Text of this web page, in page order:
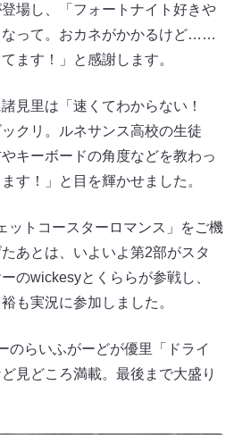
場し、「フォートナイト好きや
なって。おカネがかかるけど……
ます！」と感謝します。
見里は「速くてわからない！
クリ。ルネサンス高校の生徒
キーボードの角度などを教わっ
す！」と目を輝かせました。
ットコースターロマンス」をご機
あとは、いよいよ第2部がスタ
のwickesyとくららが参戦し、
も実況に参加しました。
のらいふがーどが優里「ドライ
見どころ満載。最後まで大盛り